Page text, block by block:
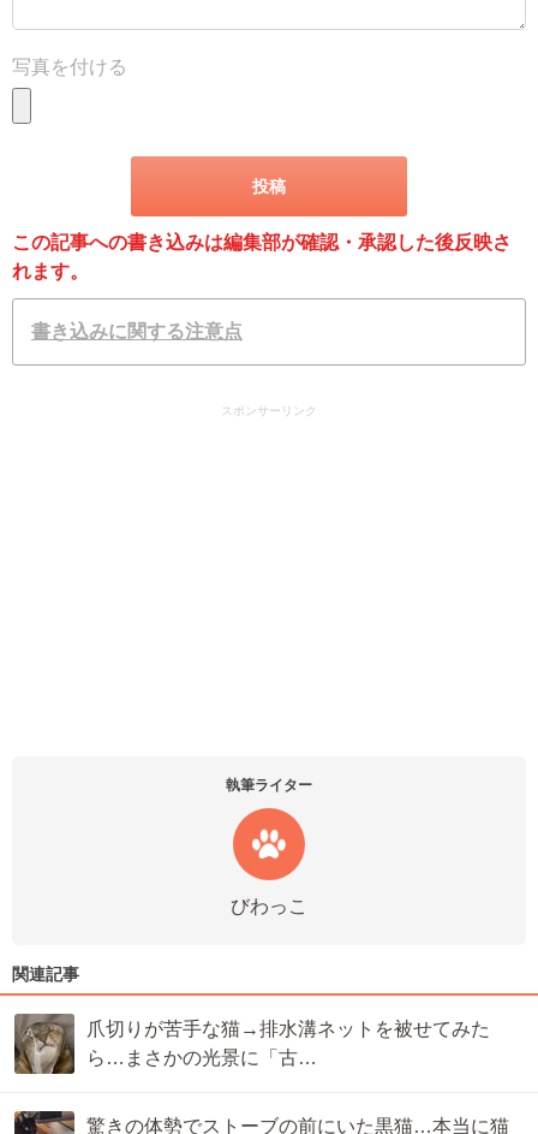
写真を付ける
この記事への書き込みは編集部が確認・承認した後反映さ
れます。
書き込みに関する注意点
スポンサーリンク
執筆ライター
びわっこ
関連記事
爪切りが苦手な猫→排水溝ネットを被せてみた
ら…まさかの光景に「古…
驚きの体勢でストーブの前にいた黒猫…本当に猫